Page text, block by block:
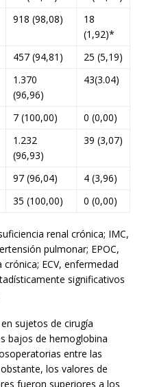
918 (98,08)
18
(1,92)*
457 (94,81)
25 (5,19)
1.370
(96,96)
43(3.04)
7 (100,00)
0 (0,00)
1.232
(96,93)
39 (3,07)
97 (96,04)
4 (3,96)
35 (100,00) 0 (0,00)
renal crónica; IMC,
pulmonar; EPOC,
ECV, enfermedad
significativos
sujetos de cirugía
bajos de hemoglobina
entre las
los valores de
fueron superiores a los